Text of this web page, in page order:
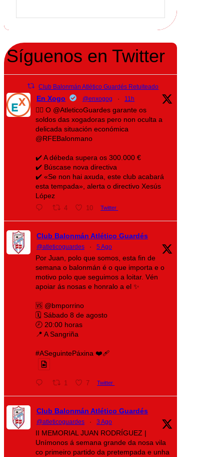
Síguenos en Twitter
Club Balonmán Atlético Guardés Retuiteado
En Xogo @enxogog · 11h
🤾‍♀️ O @AtleticoGuardes garante os
soldos das xogadoras pero non oculta a
delicada situación económica
@RFEBalonmano
✔️ A débeda supera os 300.000 €
✔️ Búscase nova directiva
✔️ «Se non hai axuda, este club acabará
esta tempada», alerta o directivo Xesús
López
4 10 Twitter
Club Balonmán Atlético Guardés
@atleticoguardes · 5 Ago
Por Juan, polo que somos, esta fin de
semana o balonmán é o que importa e o
motivo polo que seguimos a loitar. Vén
apoiar ás nosas e honralo a el ✨
🆚 @bmporrino
🗓️ Sábado 8 de agosto
🕗 20:00 horas
📍 A Sangriña
#ASeguintePáxina ❤️‍🩹
1 7 Twitter
Club Balonmán Atlético Guardés
@atleticoguardes · 3 Ago
II MEMORIAL JUAN RODRÍGUEZ |
Unímonos á semana grande da nosa vila
co primeiro partido da pretempada e unha